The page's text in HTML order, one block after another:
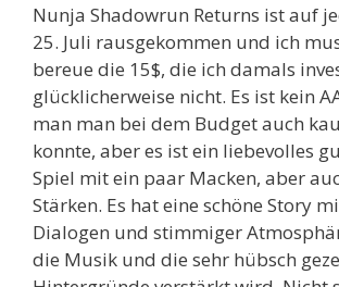
Nunja Shadowrun Returns ist auf
25. Juli rausgekommen und ich
bereue die 15$, die ich damals
glücklicherweise nicht. Es ist kein
man man bei dem Budget auch
konnte, aber es ist ein liebevolles
Spiel mit ein paar Macken, aber
Stärken. Es hat eine schöne Story
Dialogen und stimmiger
die Musik und die sehr hübsch